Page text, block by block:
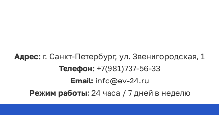
Адрес: г. Санкт-Петербург, ул. Звенигородская, 1
Телефон: +7(981)737-56-33
Email: info@ev-24.ru
Режим работы: 24 часа / 7 дней в неделю